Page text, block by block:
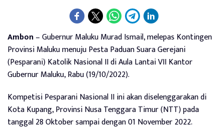
Ambon– Gubernur Maluku Murad Ismail, melepas Kontingen
Provinsi Maluku menuju Pesta Paduan Suara Gerejani
(Pesparani) Katolik Nasional II di Aula Lantai VII Kantor
Gubernur Maluku, Rabu (19/10/2022).
Kompetisi Pesparani Nasional II ini akan diselenggarakan di
Kota Kupang, Provinsi Nusa Tenggara Timur (NTT) pada
tanggal 28 Oktober sampai dengan 01 November 2022.